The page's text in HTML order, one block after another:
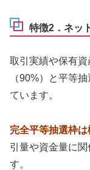
特徴2．ネッ
取引実績や保有
（90%）と平等
ています。
完全平等抽選枠
引量や資金量に
す。